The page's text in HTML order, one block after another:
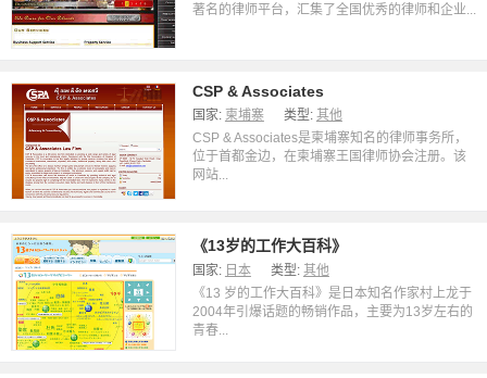
著名的律师平台，汇集了全国优秀的律师和企业...
CSP & Associates
国家: 柬埔寨 类型: 其他
CSP & Associates是柬埔寨知名的律师事务所，
位于首都金边，在柬埔寨王国律师协会注册。该
网站...
《13岁的工作大百科》
国家: 日本 类型: 其他
《13 岁的工作大百科》是日本知名作家村上龙于
2004年引爆话题的畅销作品，主要为13岁左右的
青春...